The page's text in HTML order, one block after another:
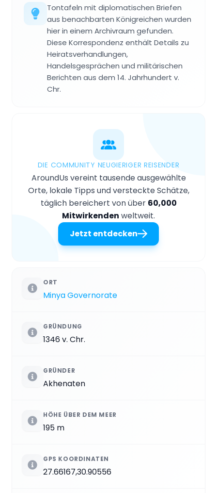
Tontafeln mit diplomatischen Briefen
aus benachbarten Königreichen wurden
hier in einem Archivraum gefunden.
Diese Korrespondenz enthält Details zu
Heiratsverhandlungen,
Handelsgesprächen und militärischen
Berichten aus dem 14. Jahrhundert v.
Chr.
DIE COMMUNITY NEUGIERIGER REISENDER
AroundUs vereint tausende ausgewählte
Orte, lokale Tipps und versteckte Schätze,
täglich bereichert von über 60,000
Mitwirkenden weltweit.
Jetzt entdecken
ORT
Minya Governorate
GRÜNDUNG
1346 v. Chr.
GRÜNDER
Akhenaten
HÖHE ÜBER DEM MEER
195 m
GPS KOORDINATEN
27.66167,30.90556